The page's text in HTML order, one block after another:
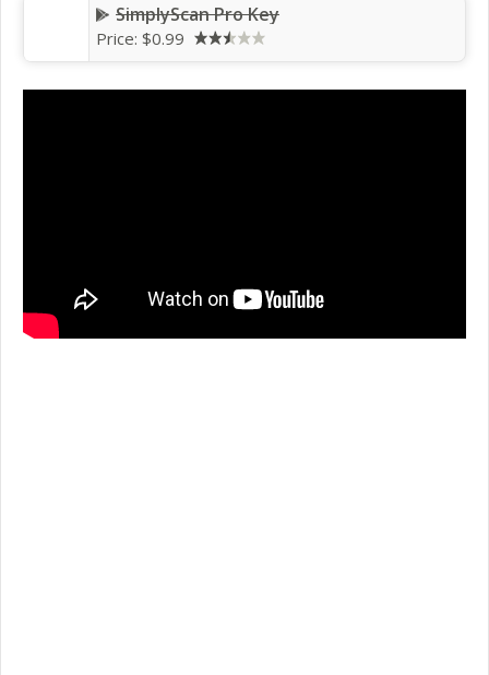
SimplyScan Pro Key
Price: $0.99